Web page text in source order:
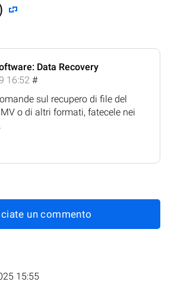
Data Recovery
16:52 #
sul recupero di file del
o di altri formati, fatecele nei
un commento
15:55